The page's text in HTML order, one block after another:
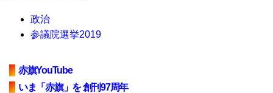
政治
参議院選挙2019
赤旗YouTube
いま「赤旗」を 創刊97周年